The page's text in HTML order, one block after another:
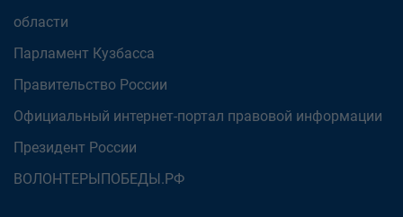
области
Парламент Кузбасса
Правительство России
Официальный интернет-портал правовой информации
Президент России
ВОЛОНТЕРЫПОБЕДЫ.РФ